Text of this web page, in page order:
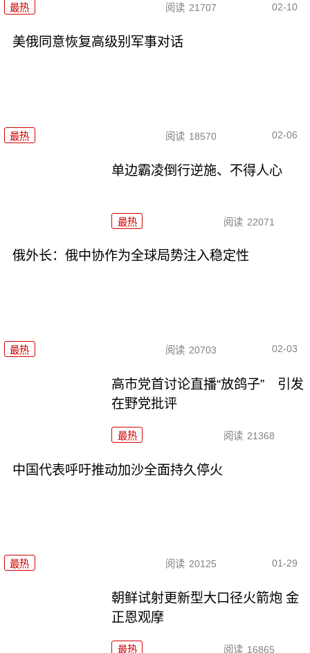
最热 阅读 21707 02-10
美俄同意恢复高级别军事对话
最热 阅读 18570 02-06
单边霸凌倒行逆施、不得人心
最热 阅读 22071
俄外长：俄中协作为全球局势注入稳定性
最热 阅读 20703 02-03
高市党首讨论直播“放鸽子” 引发
在野党批评
最热 阅读 21368
中国代表呼吁推动加沙全面持久停火
最热 阅读 20125 01-29
朝鲜试射更新型大口径火箭炮 金
正恩观摩
最热 阅读 16865